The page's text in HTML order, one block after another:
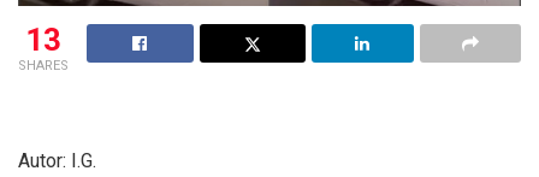
13
SHARES
Autor: I.G.